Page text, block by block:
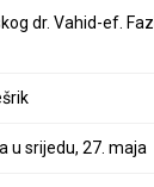
dr. Vahid-ef.
u srijedu, 27. maja